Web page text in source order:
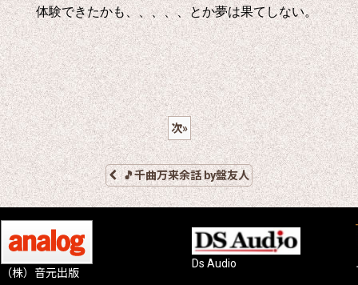
体験できたかも、、、、、とか夢は果てしない。
次»
🎵千曲万来余話 by盤友人
（株）音元出版
Ds Audio